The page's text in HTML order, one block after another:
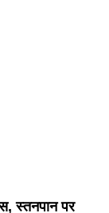
स्तनपान पर